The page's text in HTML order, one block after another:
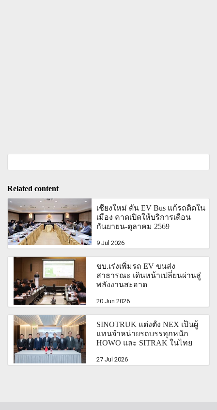
Related content
เชียงใหม่ ดัน EV Bus แก้รถติดใน
เมือง คาดเปิดให้บริการเดือน
กันยายน-ตุุลาคม 2569
9 Jul 2026
ขบ.เร่งเพิ่มรถ EV ขนส่ง
สาธารณะ เดินหน้าเปลี่ยนผ่านสู่
พลังงานสะอาด
20 Jun 2026
SINOTRUK แต่งตั้ง NEX เป็นผู้
แทนจำหน่ายรถบรรทุกหนัก
HOWO และ SITRAK ในไทย
27 Jul 2026